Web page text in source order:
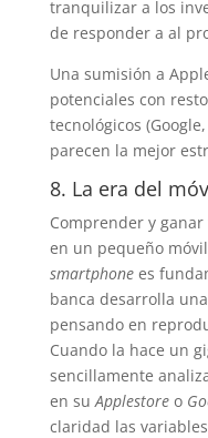
tranquilizar a los
de responder a al
Una sumisión a
potenciales con
tecnológicos
parecen la mejor
8. La era del
Comprender y
en un pequeño
smartphonees
banca desarrolla
pensando en
Cuando la hace un
sencillamente
en suApplestoreo
claridad las